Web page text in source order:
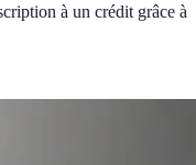
à un crédit grâce à